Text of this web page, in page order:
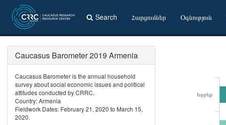
Search Հարցումներ Օգնություն
Երբեք
Caucasus Barometer 2019 Armenia
Caucasus Barometer is the annual household
survey about social economic issues and political
attitudes conducted by CRRC.
Country: Armenia
Fieldwork Dates: February 21, 2020 to March 15,
2020.